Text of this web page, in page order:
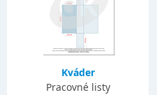
Kváder
Pracovné listy